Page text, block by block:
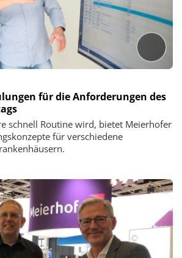
für die Anforderungen des
schnell Routine wird, bietet Meierhofer
für verschiedene